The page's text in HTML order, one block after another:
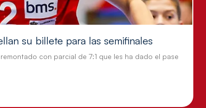
su billete para las semifinales
con parcial de 7:1 que les ha dado el pase